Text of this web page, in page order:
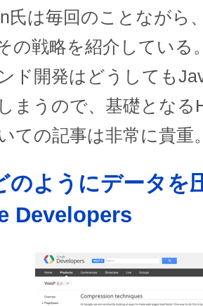
氏は毎回のことながら
の戦略を紹介している
ド開発はどうしても
まうので、基礎となる
ての記事は非常に貴重
のようにデータを
Developers